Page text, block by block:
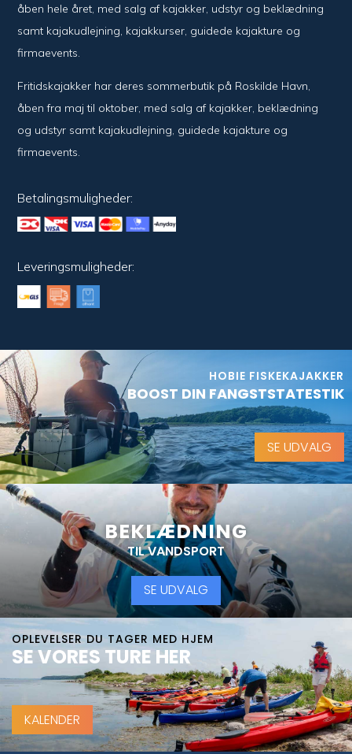
åben hele året, med salg af kajakker, udstyr og beklædning
samt kajakudlejning, kajakkurser, guidede kajakture og
firmaevents.
Fritidskajakker har deres sommerbutik på Roskilde Havn,
åben fra maj til oktober, med salg af kajakker, beklædning
og udstyr samt kajakudlejning, guidede kajakture og
firmaevents.
Betalingsmuligheder:
Leveringsmuligheder:
HOBIE FISKEKAJAKKER
BOOST DIN FANGSTSTATESTIK
SE UDVALG
BEKLÆDNING
TIL VANDSPORT
SE UDVALG
OPLEVELSER DU TAGER MED HJEM
SE VORES TURE HER
KALENDER